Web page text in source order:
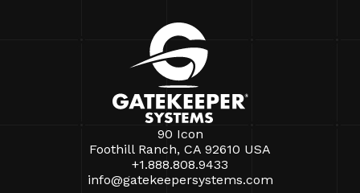
90 Icon
Foothill Ranch, CA 92610 USA
+1.888.808.9433
info@gatekeepersystems.com